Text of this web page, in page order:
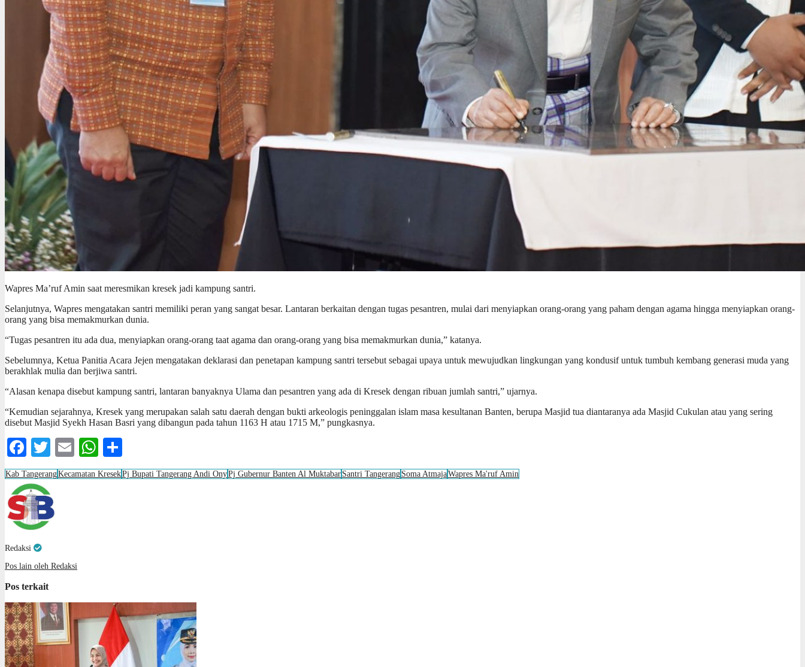
Wapres Ma’ruf Amin saat meresmikan kresek jadi kampung santri.
Selanjutnya, Wapres mengatakan santri memiliki peran yang sangat besar. Lantaran berkaitan dengan tugas pesantren, mulai dari menyiapkan orang-orang yang paham dengan agama hingga menyiapkan orang-
orang yang bisa memakmurkan dunia.
“Tugas pesantren itu ada dua, menyiapkan orang-orang taat agama dan orang-orang yang bisa memakmurkan dunia,” katanya.
Sebelumnya, Ketua Panitia Acara Jejen mengatakan deklarasi dan penetapan kampung santri tersebut sebagai upaya untuk mewujudkan lingkungan yang kondusif untuk tumbuh kembang generasi muda yang
berakhlak mulia dan berjiwa santri.
“Alasan kenapa disebut kampung santri, lantaran banyaknya Ulama dan pesantren yang ada di Kresek dengan ribuan jumlah santri,” ujarnya.
“Kemudian sejarahnya, Kresek yang merupakan salah satu daerah dengan bukti arkeologis peninggalan islam masa kesultanan Banten, berupa Masjid tua diantaranya ada Masjid Cukulan atau yang sering
disebut Masjid Syekh Hasan Basri yang dibangun pada tahun 1163 H atau 1715 M,” pungkasnya.
Facebook
Twitter
EmailWhatsApp
Kab TangerangKecamatan KresekPj Bupati Tangerang Andi OnyPj Gubernur Banten Al Muktabar Santri Tangerang Soma AtmajaWapres Ma'ruf Amin
Redaksi
Pos lain oleh Redaksi
Pos terkait